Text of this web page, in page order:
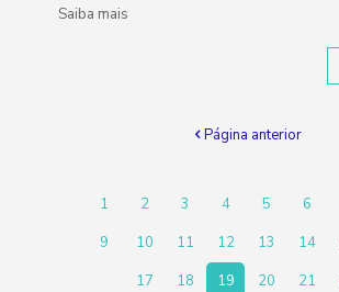
Saiba mais
Página anterior
1 2 3 4 5 6
9
10 11 12 13 14
17
18 19 20 21